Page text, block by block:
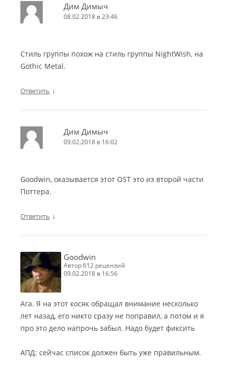
Дим Димыч
08.02.2018 в 23:46
Стиль группы похож на стиль группы NightWish, на
Gothic Metal.
Ответить ↓
Дим Димыч
09.02.2018 в 16:02
Goodwin, оказывается этот OST это из второй части
Поттера.
Ответить ↓
Goodwin
автор 612 рецензий
09.02.2018 в 16:56
Ага. Я на этот косяк обращал внимание несколько
лет назад, его никто сразу не поправил, а потом и я
про это дело напрочь забыл. Надо будет фиксить
АПД: сейчас список должен быть уже правильным.